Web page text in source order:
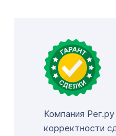
Компания
корректности